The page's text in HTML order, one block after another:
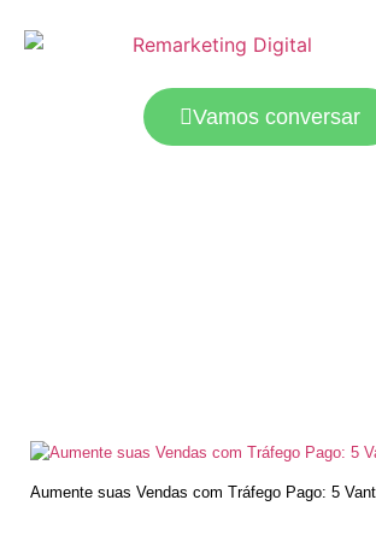
Vamos conversar
Aumente suas Vendas com Tráfego Pago: 5